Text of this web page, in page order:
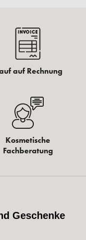
auf Rechnung
Kosmetische
Fachberatung
Geschenke